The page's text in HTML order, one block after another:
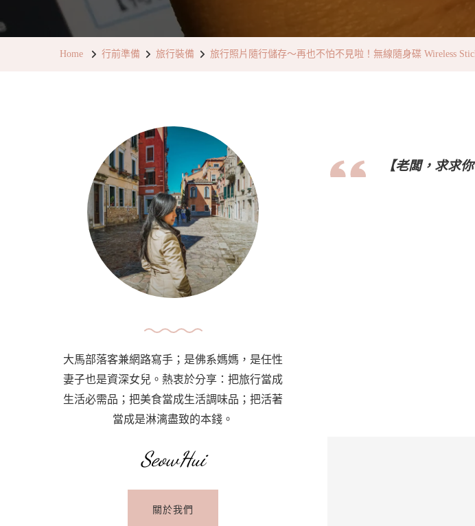
Home 行前準備 旅行裝備 旅行照片隨行儲存～再也不怕不見啦！無線隨身碟 Wireless
【老闆，求求
大馬部落客兼網路寫手；是佛系媽媽，是任性
妻子也是資深女兒。熱衷於分享：把旅行當成
生活必需品；把美食當成生活調味品；把活著
當成是淋漓盡致的本錢。
SeowHui
關於我們